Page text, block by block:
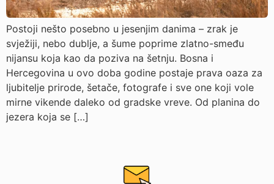
Postoji nešto posebno u jesenjim danima – zrak je
svježiji, nebo dublje, a šume poprime zlatno-smeđu
nijansu koja kao da poziva na šetnju. Bosna i
Hercegovina u ovo doba godine postaje prava oaza za
ljubitelje prirode, šetače, fotografe i sve one koji vole
mirne vikende daleko od gradske vreve. Od planina do
jezera koja se […]